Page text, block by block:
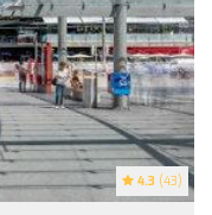
4.3 (43)